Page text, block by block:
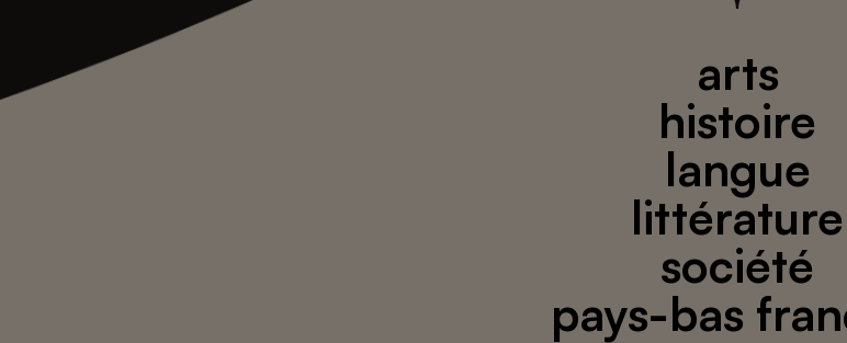
arts
histoire
langue
littérature
société
pays-bas